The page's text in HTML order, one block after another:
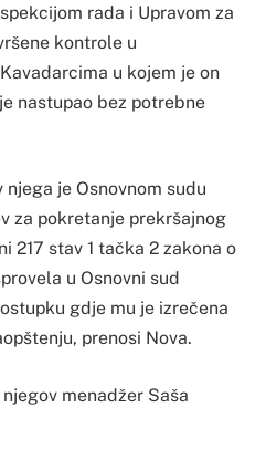
rada i Upravom za
kontrole u
u kojem je on
nastupao bez potrebne
je Osnovnom sudu
za pokretanje prekršajnog
217 stav 1 tačka 2 zakona o
u Osnovni sud
gdje mu je izrečena
prenosi Nova.
menadžer Saša